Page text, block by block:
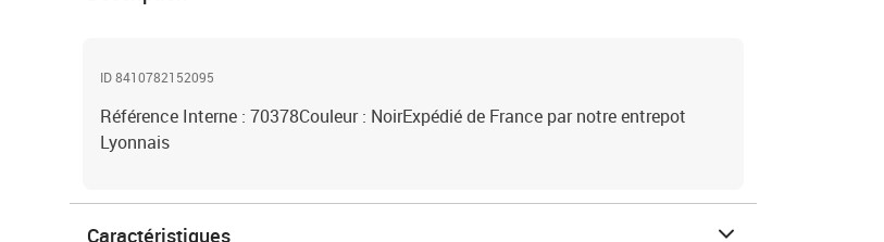
ID 8410782152095
Référence Interne : 70378Couleur : NoirExpédié de France par notre entrepot
Lyonnais
Caractéristiques